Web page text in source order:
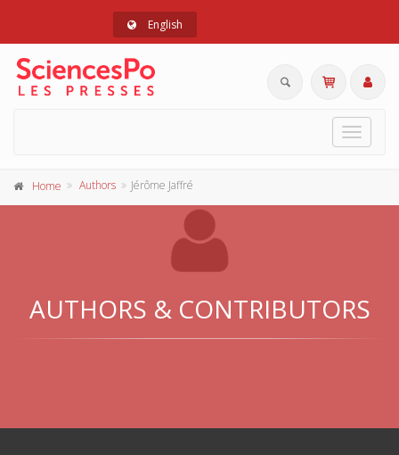
English
Toggle
Home Authors Jérôme Jaffré
AUTHORS & CONTRIBUTORS